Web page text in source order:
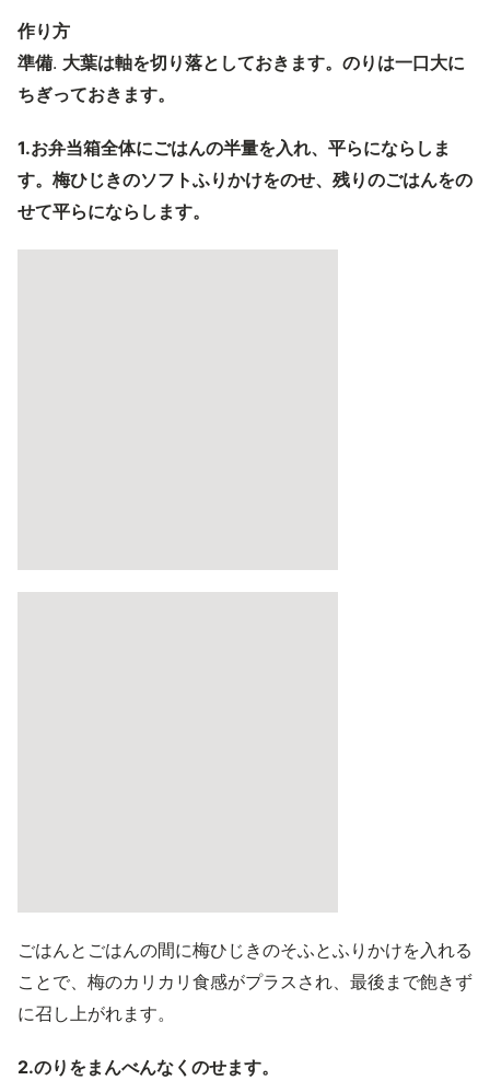
作り方
準備. 大葉は軸を切り落としておきます。のりは一口大に
ちぎっておきます。
1.お弁当箱全体にごはんの半量を入れ、平らにならしま
す。梅ひじきのソフトふりかけをのせ、残りのごはんをの
せて平らにならします。
ごはんとごはんの間に梅ひじきのそふとふりかけを入れる
ことで、梅のカリカリ食感がプラスされ、最後まで飽きず
に召し上がれます。
2.のりをまんべんなくのせます。